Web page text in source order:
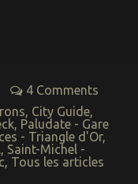
4 Comments
City Guide
Paludate - Gare
- Triangle d'Or,
Saint-Michel -
Tous les articles